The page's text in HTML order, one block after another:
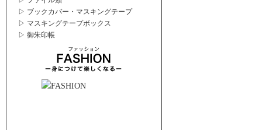
▷ ブックカバー・マスキングテープ
▷ マスキングテープボックス
▷ 御朱印帳